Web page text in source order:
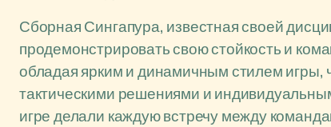
Сборная Сингапура, известная своей
продемонстрировать свою стойкость и
обладая ярким и динамичным стилем
тактическими решениями и
игре делали каждую встречу между